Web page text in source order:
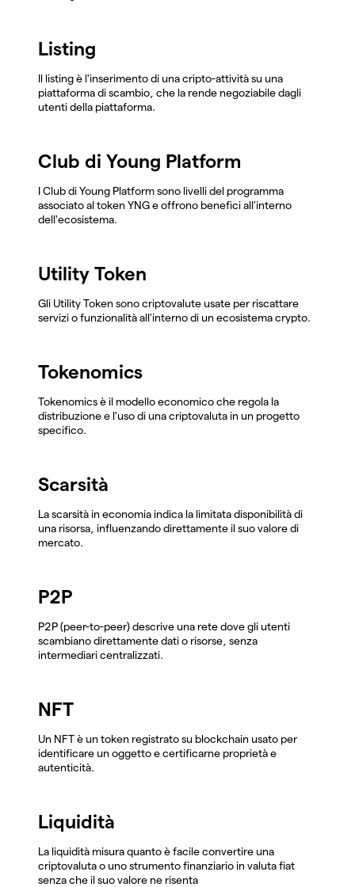
Listing
Il listing è l'inserimento di una cripto-attività su una
piattaforma di scambio, che la rende negoziabile dagli
utenti della piattaforma.
Club di Young Platform
I Club di Young Platform sono livelli del programma
associato al token YNG e offrono benefici all'interno
dell'ecosistema.
Utility Token
Gli Utility Token sono criptovalute usate per riscattare
servizi o funzionalità all'interno di un ecosistema crypto.
Tokenomics
Tokenomics è il modello economico che regola la
distribuzione e l'uso di una criptovaluta in un progetto
specifico.
Scarsità
La scarsità in economia indica la limitata disponibilità di
una risorsa, influenzando direttamente il suo valore di
mercato.
P2P
P2P (peer-to-peer) descrive una rete dove gli utenti
scambiano direttamente dati o risorse, senza
intermediari centralizzati.
NFT
Un NFT è un token registrato su blockchain usato per
identificare un oggetto e certificarne proprietà e
autenticità.
Liquidità
La liquidità misura quanto è facile convertire una
criptovaluta o uno strumento finanziario in valuta fiat
senza che il suo valore ne risenta